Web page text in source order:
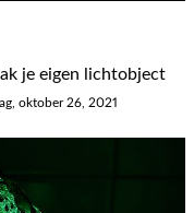
je eigen lichtobject
oktober 26, 2021